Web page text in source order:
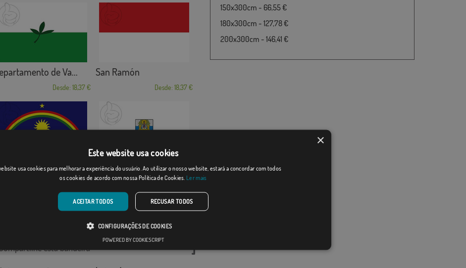
de Va...
Desde: 18,37 €
San Ramón
Desde: 18,37 €
Medellín
Categorias relacionadas:
esta bandeira
150x300cm - 66,55 €
180x300cm - 127,78 €
200x300cm - 146,41 €
×
Este website usa cookies
usa cookies para melhorar a experiência do usuário. Ao utilizar o nosso website, estará a concordar com todos
os cookies de acordo com nossa Política de Cookies. Ler mais
ACEITAR TODOS RECUSAR TODOS
CONFIGURAÇÕES DE COOKIES
POWERED BY COOKIESCRIPT